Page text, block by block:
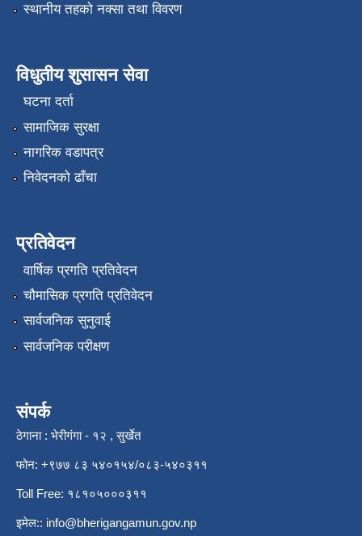
स्थानीय तहको नक्सा तथा विवरण
विधुतीय शुसासन सेवा
घटना दर्ता
सामाजिक सुरक्षा
नागरिक वडापत्र
निवेदनको ढाँचा
प्रतिवेदन
वार्षिक प्रगति प्रतिवेदन
चौमासिक प्रगति प्रतिवेदन
सार्वजनिक सुनुवाई
सार्वजनिक परीक्षण
संपर्क
ठेगाना : भेरीगंगा - १२ , सुर्खेत
फोन: +९७७ ८३ ५४०१५४/०८३-५४०३११
Toll Free: १८१०५०००३११
इमेल:: info@bherigangamun.gov.np